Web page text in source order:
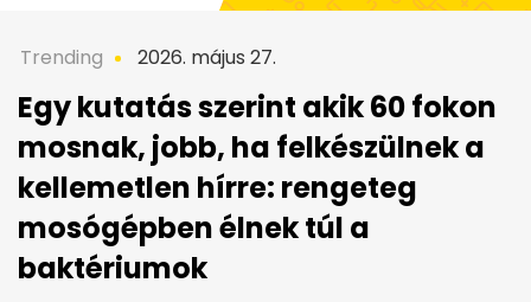
Trending 2026. május 27.
Egy kutatás szerint akik 60 fokon
mosnak, jobb, ha felkészülnek a
kellemetlen hírre: rengeteg
mosógépben élnek túl a
baktériumok